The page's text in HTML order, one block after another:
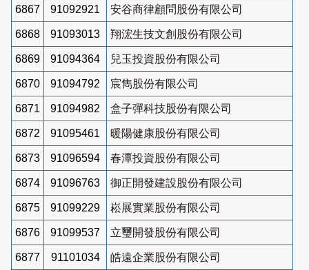
6867 91092921 安谷商律顧問股份有限公司
6868 91093013 翔浤生技文創股份有限公司
6869 91094364 兒玉投資股份有限公司
6870 91094792 宸雋股份有限公司
6871 91094982 盒子彈科技股份有限公司
6872 91095461 暖陽健康股份有限公司
6873 91096594 春潭投資股份有限公司
6874 91096763 御正開發建設股份有限公司
6875 91099229 崧展實業股份有限公司
6876 91099537 立璽開發股份有限公司
6877 91101034 皓遠企業股份有限公司